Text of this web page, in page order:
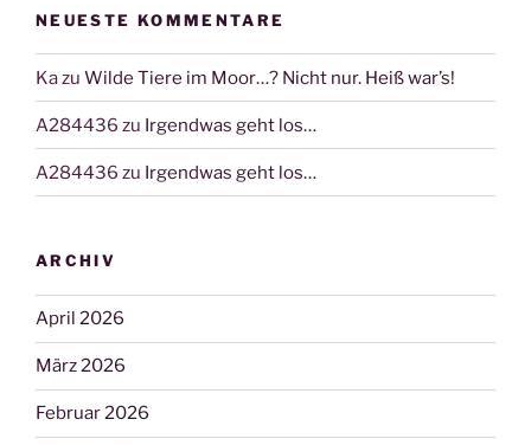
NEUESTE KOMMENTARE
Kazu Wilde Tiere im Moor…? Nicht nur. Heiß war’s!
A284436 zu Irgendwas geht los…
A284436 zu Irgendwas geht los…
ARCHIV
April 2026
März 2026
Februar 2026